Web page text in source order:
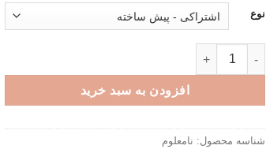
نوع
اکانت پرمیوم Memrise - برنامه آموزش زبان عدد
افزودن به سبد خرید
شناسه محصول: نامعلوم